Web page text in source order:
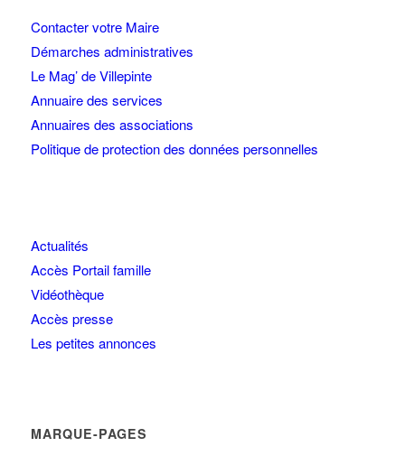
Contacter votre Maire
Démarches administratives
Le Mag’ de Villepinte
Annuaire des services
Annuaires des associations
Politique de protection des données personnelles
Actualités
Accès Portail famille
Vidéothèque
Accès presse
Les petites annonces
MARQUE-PAGES